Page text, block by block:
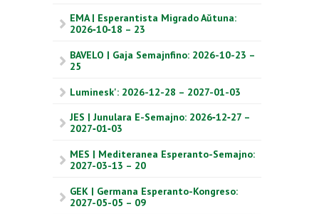
EMA | Esperantista Migrado Aŭtuna:
2026‑10‑18 – 23
BAVELO | Gaja Semajnfino: 2026-10-23 –
25
Luminesk': 2026-12-28 – 2027-01-03
JES | Junulara E-Semajno: 2026‑12‑27 –
2027‑01‑03
MES | Mediteranea Esperanto-Semajno:
2027-03-13 – 20
GEK | Germana Esperanto-Kongreso:
2027-05-05 – 09